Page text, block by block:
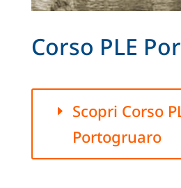
Corso PLE
Scopri Corso
Portogruaro